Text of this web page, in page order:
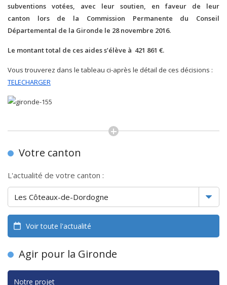
subventions votées, avec leur soutien, en faveur de leur
canton lors de la Commission Permanente du Conseil
Départemental de la Gironde le 28 novembre 2016.
Le montant total de ces aides s’élève à 421 861 €.
Vous trouverez dans le tableau ci-après le détail de ces décisions :
TELECHARGER
Votre canton
L'actualité de votre canton :
Voir toute l'actualité
Agir pour la Gironde
Notre projet